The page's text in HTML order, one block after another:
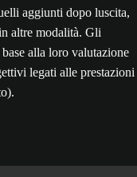
aggiunti dopo luscita,
altre modalità. Gli
alla loro valutazione
legati alle prestazioni